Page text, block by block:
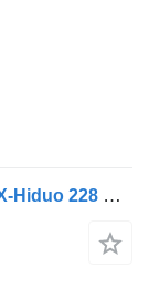
Mercedes-Benz Arocs 2643 6x4 / HIAB X-Hiduo 228 E-4 crane / remote control / P